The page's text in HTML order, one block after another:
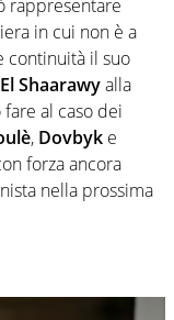
rappresentare
in cui non è a
continuità il suo
El Shaarawyalla
al caso dei
, Dovbyk e
forza ancora
nella prossima